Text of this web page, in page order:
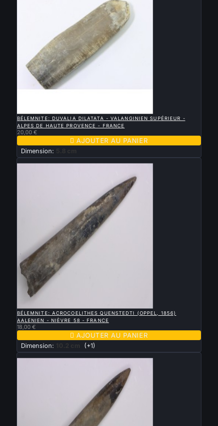
BÉLEMNITE: DUVALIA DILATATA - VALANGINIEN SUPÉRIEUR -
ALPES DE HAUTE PROVENCE - FRANCE
20,00 €
 AJOUTER AU PANIER
Dimension: 5.8 cm
Nouveau
BÉLEMNITE: ACROCOELITHES QUENSTEDTI (OPPEL, 1856)
AALENIEN - NIÈVRE 58 - FRANCE
18,00 €
 AJOUTER AU PANIER
Dimension: 10.2 cm (+1)
Nouveau